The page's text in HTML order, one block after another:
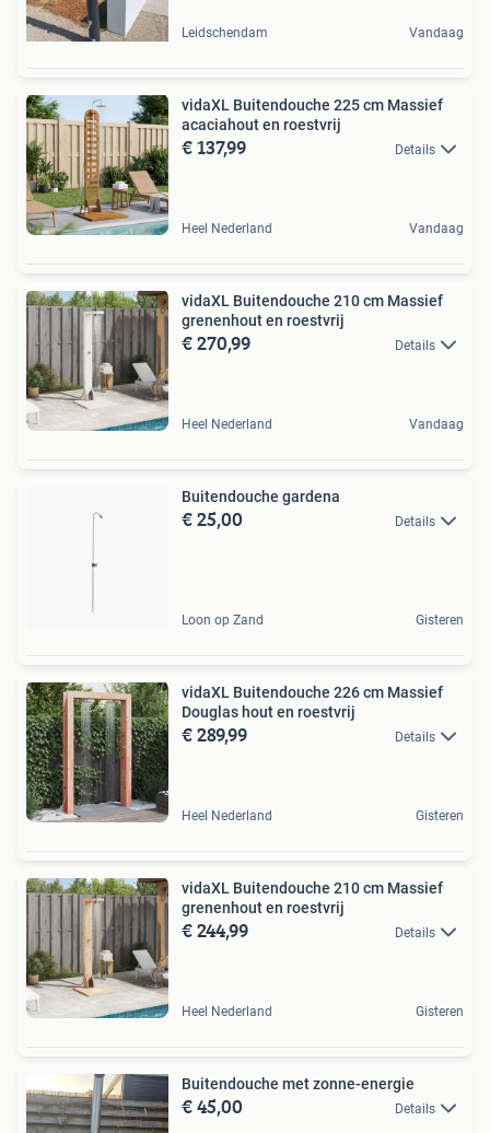
Leidschendam Vandaag
vidaXL Buitendouche 225 cm Massief
acaciahout en roestvrij
€ 137,99 Details
Heel Nederland Vandaag
vidaXL Buitendouche 210 cm Massief
grenenhout en roestvrij
€ 270,99 Details
Heel Nederland Vandaag
Buitendouche gardena
€ 25,00 Details
Loon op Zand Gisteren
vidaXL Buitendouche 226 cm Massief
Douglas hout en roestvrij
€ 289,99 Details
Heel Nederland Gisteren
vidaXL Buitendouche 210 cm Massief
grenenhout en roestvrij
€ 244,99 Details
Heel Nederland Gisteren
Buitendouche met zonne-energie
€ 45,00 Details